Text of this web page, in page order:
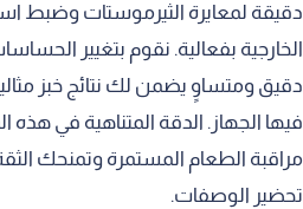
دقيقة لمعايرة الثيرموستات وضبط
الخارجية بفعالية. نقوم بتغيير
دقيق ومتساوٍ يضمن لك نتائج خبز
فيها الجهاز. الدقة المتناهية في هذه
مراقبة الطعام المستمرة وتمنحك
تحضير الوصفات.